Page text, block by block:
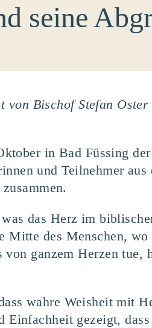
seine
Bischof Stefan
in Bad Füssing
und Teilnehmer aus
das Herz im
Mitte des Menschen,
ganzem Herzen tue,
wahre Weisheit mit
gezeigt,